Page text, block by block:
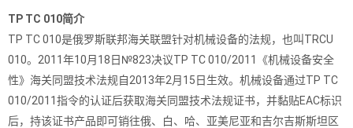
TP TC 010简介
TP TC 010是俄罗斯联邦海关联盟针对机械设备的法规，也叫TRCU
010。2011年10月18日№823决议TP TC 010/2011《机械设备安全
性》海关同盟技术法规自2013年2月15日生效。机械设备通过TP TC
010/2011指令的认证后获取海关同盟技术法规证书，并黏贴EAC标识
后，持该证书产品即可销往俄、白、哈、亚美尼亚和吉尔吉斯斯坦区